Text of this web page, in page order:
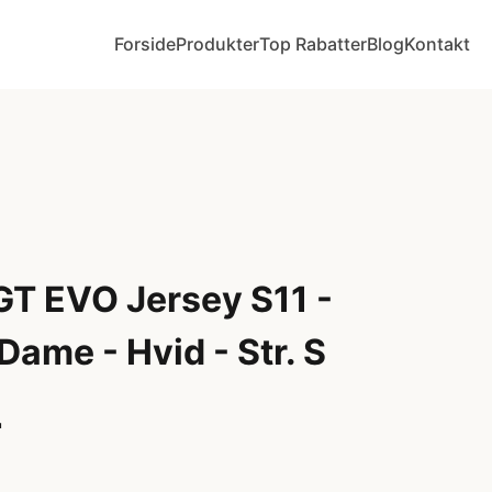
ForsideProdukterTop RabatterBlogKontakt
EVO Jersey S11 -
- Hvid - Str. S